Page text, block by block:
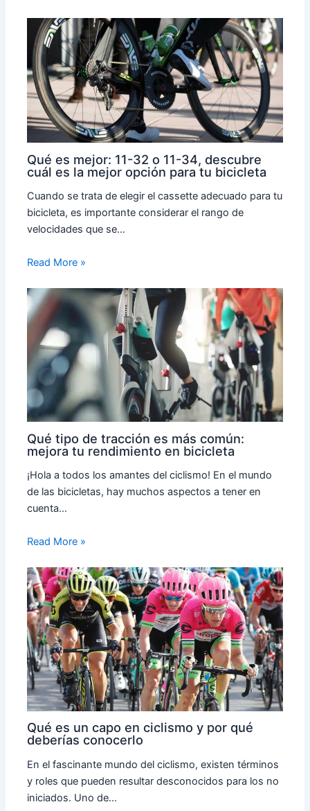
Qué es mejor: 11-32 o 11-34, descubre
cuál es la mejor opción para tu bicicleta
Cuando se trata de elegir el cassette adecuado para tu
bicicleta, es importante considerar el rango de
velocidades que se…
Read More »
Qué tipo de tracción es más común:
mejora tu rendimiento en bicicleta
¡Hola a todos los amantes del ciclismo! En el mundo
de las bicicletas, hay muchos aspectos a tener en
cuenta…
Read More »
Qué es un capo en ciclismo y por qué
deberías conocerlo
En el fascinante mundo del ciclismo, existen términos
y roles que pueden resultar desconocidos para los no
iniciados. Uno de…